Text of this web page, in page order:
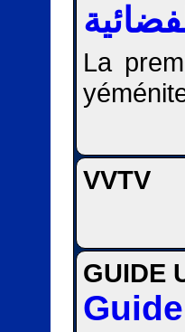
La
VVTV
GUIDE